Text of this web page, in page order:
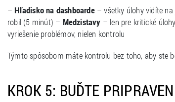
– Hľadisko na dashboarde– všetky úlohy vidíte
robil (5 minút) – Medzistavy – len pre kritické
vyriešenie problémov, nielen kontrolu
Týmto spôsobom máte kontrolu bez toho, aby ste
KROK 5: BUĎTE